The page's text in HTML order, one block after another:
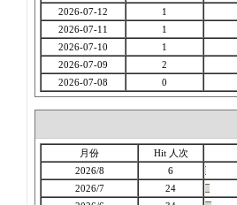
2026-07-12
1
2026-07-11
1
2026-07-10
1
2026-07-09
2
2026-07-08
0
月份
Hit 人次
2026/8
6
2026/7
24